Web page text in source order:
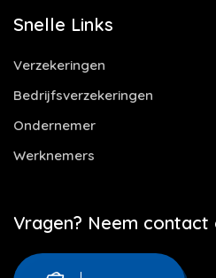
Snelle Links
Verzekeringen
Bedrijfsverzekeringen
Ondernemer
Werknemers
Vragen? Neem contact